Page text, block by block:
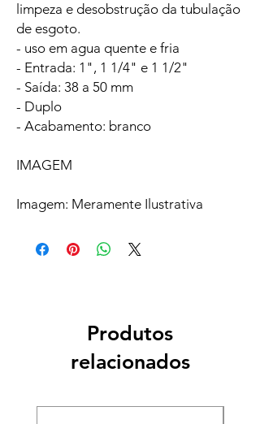
limpeza e desobstrução da tubulação
de esgoto.
- uso em agua quente e fria
- Entrada: 1", 1 1/4" e 1 1/2"
- Saída: 38 a 50 mm
- Duplo
- Acabamento: branco
IMAGEM
Imagem: Meramente Ilustrativa
Produtos
relacionados